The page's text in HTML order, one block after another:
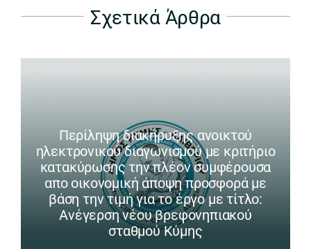
Σχετικά Άρθρα
Περίληψη διακήρυξης ανοικτού
ηλεκτρονικού διαγωνισμού με κριτήριο
κατακύρωσης την πλέον συμφέρουσα
απο οικονομική άποψη προσφορά με
βάση την τιμή για το έργο με τίτλο:
Ανέγερση νέου βρεφονηπιακού
σταθμού Κύμης